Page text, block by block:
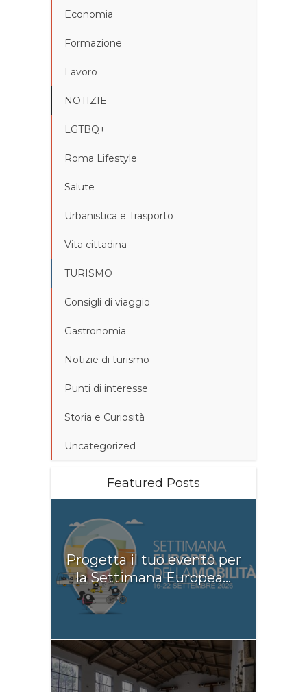
Economia
Formazione
Lavoro
NOTIZIE
LGTBQ+
Roma Lifestyle
Salute
Urbanistica e Trasporto
Vita cittadina
TURISMO
Consigli di viaggio
Gastronomia
Notizie di turismo
Punti di interesse
Storia e Curiosità
Uncategorized
Featured Posts
Progetta il tuo evento per
la Settimana Europea...